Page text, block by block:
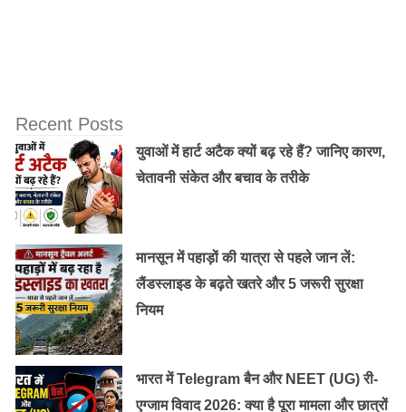
साथ-साथ भागवती दुर्गा पूजा और नाउ – दुर्गा मैथिली समुदाय का एक
महत्वपूर्ण त्योहार है। पंडालों के सैकड़ों कार्निवल के साथ स्थापित
करते हैं। 1000 से अधिक पंडाल शहर भर में स्थापित कि जाती है।
महा सप्तमी से विजया दशमी तक दर्शकों की भारी भीड़ होती है।
छत्तीसगढ़
Recent Posts
युवाओं में हार्ट अटैक क्यों बढ़ रहे हैं? जानिए कारण,
चेतावनी संकेत और बचाव के तरीके
मानसून में पहाड़ों की यात्रा से पहले जान लें:
लैंडस्लाइड के बढ़ते खतरे और 5 जरूरी सुरक्षा
नियम
भारत में Telegram बैन और NEET (UG) री-
एग्जाम विवाद 2026: क्या है पूरा मामला और छात्रों